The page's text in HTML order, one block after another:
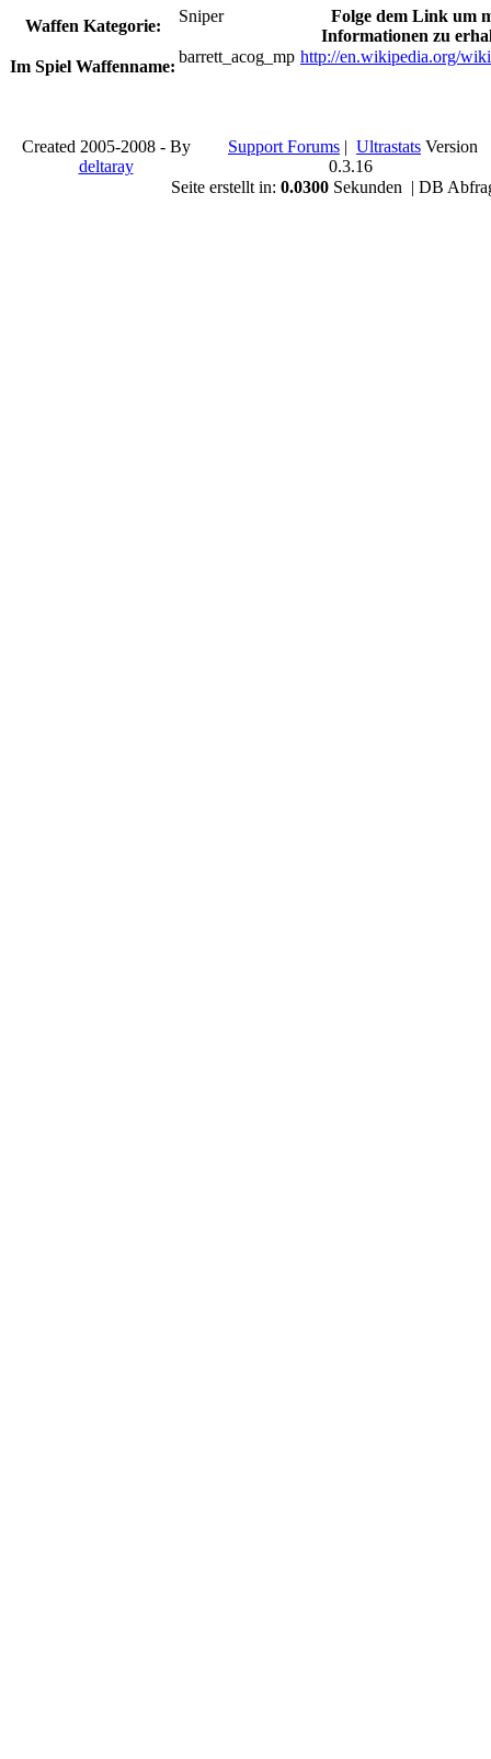
Waffen Kategorie:
Sniper
Folge dem Link um
Informationen zu
Im Spiel Waffenname:
barrett_acog_mp http://en.wikipedia.org/
Created 2005-2008 - By
deltaray
Support Forums | Ultrastats Version
0.3.16
Seite erstellt in: 0.0300Sekunden | DB